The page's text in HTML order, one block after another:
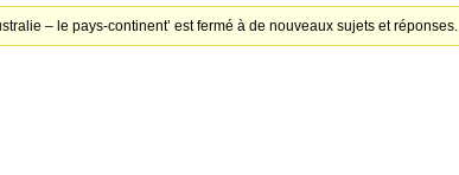
– le pays-continent’ est fermé à de nouveaux sujets et réponses.